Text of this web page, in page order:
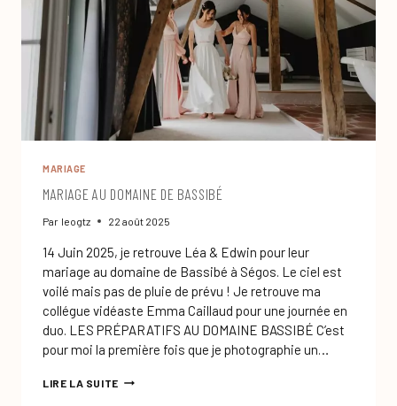
MARIAGE
MARIAGE AU DOMAINE DE BASSIBÉ
Par leogtz 22 août 2025
14 Juin 2025, je retrouve Léa & Edwin pour leur
mariage au domaine de Bassibé à Ségos. Le ciel est
voilé mais pas de pluie de prévu ! Je retrouve ma
collégue vidéaste Emma Caillaud pour une journée en
duo. LES PRÉPARATIFS AU DOMAINE BASSIBÉ C’est
pour moi la première fois que je photographie un…
LIRE LA SUITEMARIAGE